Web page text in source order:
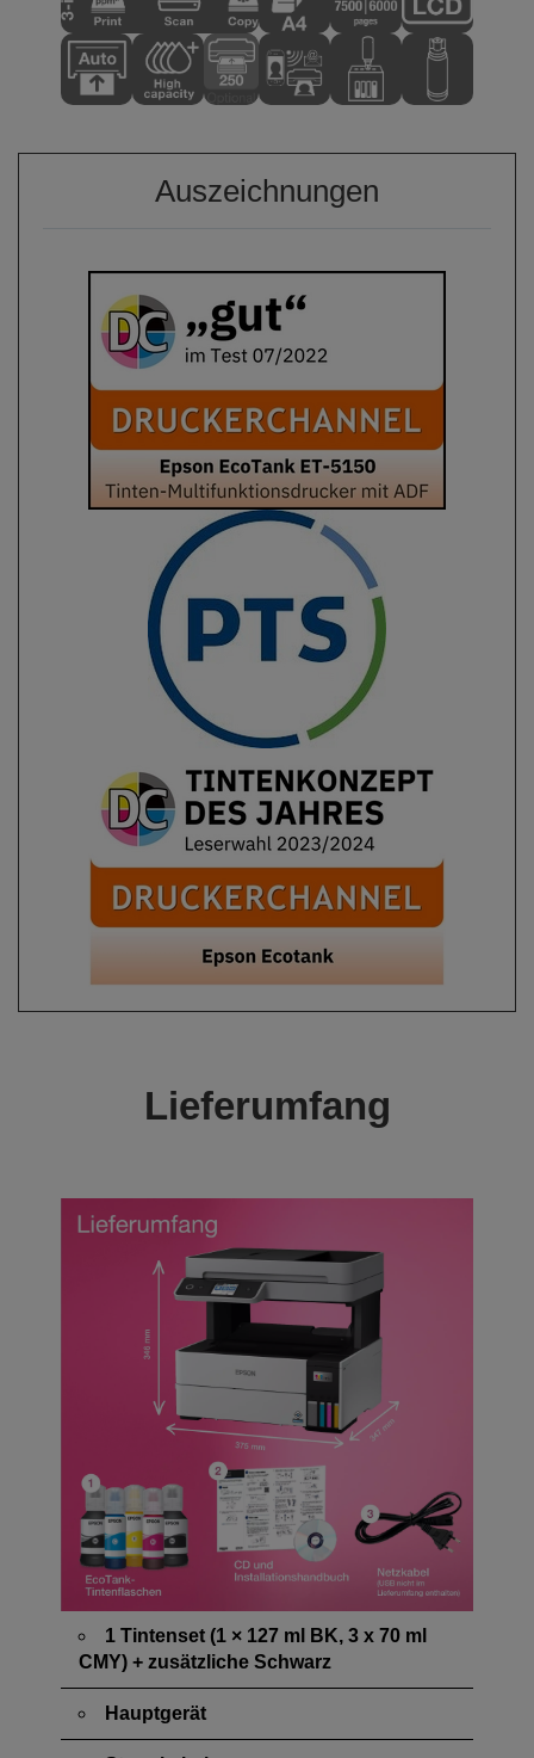
Auszeichnungen
Lieferumfang
1 Tintenset (1 × 127 ml BK, 3 x 70 ml
CMY) + zusätzliche Schwarz
Hauptgerät